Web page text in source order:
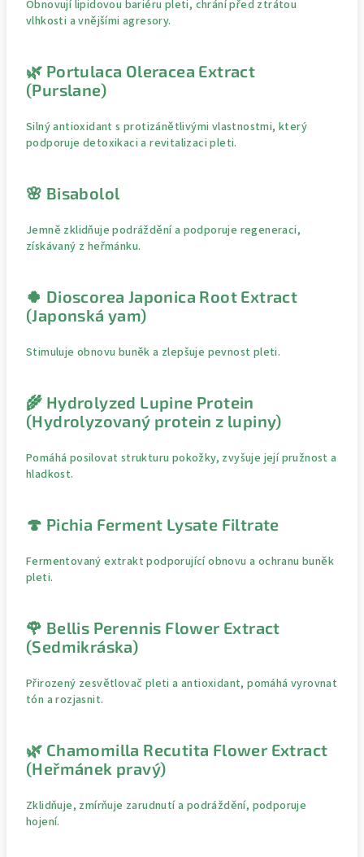
Obnovují lipidovou bariéru pleti, chrání před ztrátou
vlhkosti a vnějšími agresory.
🌿 Portulaca Oleracea Extract
(Purslane)
Silný antioxidant s protizánětlivými vlastnostmi, který
podporuje detoxikaci a revitalizaci pleti.
🌸 Bisabolol
Jemně zklidňuje podráždění a podporuje regeneraci,
získávaný z heřmánku.
🍀 Dioscorea Japonica Root Extract
(Japonská yam)
Stimuluje obnovu buněk a zlepšuje pevnost pleti.
🌾 Hydrolyzed Lupine Protein
(Hydrolyzovaný protein z lupiny)
Pomáhá posilovat strukturu pokožky, zvyšuje její pružnost a
hladkost.
🍄 Pichia Ferment Lysate Filtrate
Fermentovaný extrakt podporující obnovu a ochranu buněk
pleti.
🌹 Bellis Perennis Flower Extract
(Sedmikráska)
Přirozený zesvětlovač pleti a antioxidant, pomáhá vyrovnat
tón a rozjasnit.
🌿 Chamomilla Recutita Flower Extract
(Heřmánek pravý)
Zklidňuje, zmírňuje zarudnutí a podráždění, podporuje
hojení.